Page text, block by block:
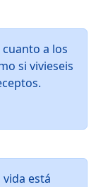
a los
si vivieseis
está